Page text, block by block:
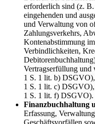
erforderlich sind (z.
eingehenden und
und Verwaltung von
Zahlungsverkehrs,
Kontenabstimmung
Verbindlichkeiten,
Vertragserfüllung
1 S. 1 lit. b)
1 S. 1 lit. c)
1 S. 1 lit. f) DSGVO).
Finanzbuchhaltung
Erfassung,
Geschäftsvorfällen